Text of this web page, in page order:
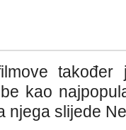
kao
njega slijede